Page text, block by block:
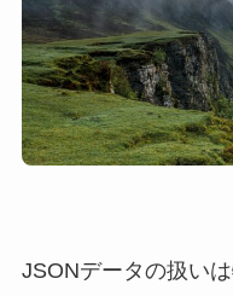
JSONデータの扱い